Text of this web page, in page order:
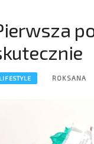
LIFESTYLE ROKSANA